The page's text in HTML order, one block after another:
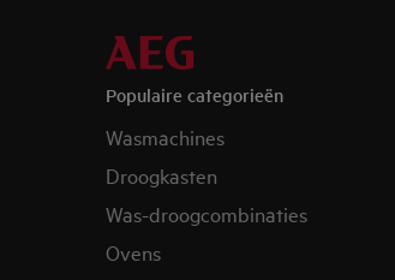
Populaire categorieën
Wasmachines
Droogkasten
Was-droogcombinaties
Ovens